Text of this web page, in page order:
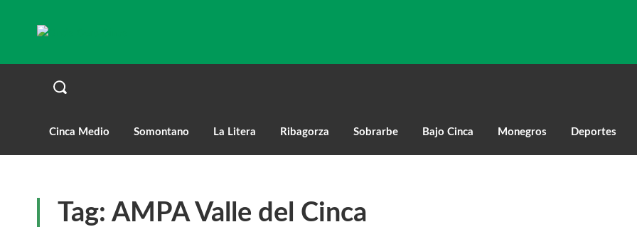
Cinca Medio Somontano La Litera Ribagorza Sobrarbe Bajo Cinca Monegros Deportes
Tag: AMPA Valle del Cinca